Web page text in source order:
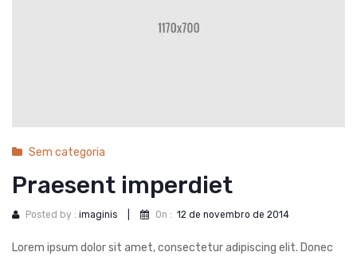
Sem categoria
Praesent imperdiet
Posted by : imaginis On : 12 de novembro de 2014
Lorem ipsum dolor sit amet, consectetur adipiscing elit. Donec